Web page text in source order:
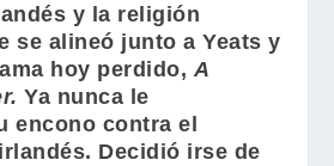
y la religión
se alineó junto a Yeats y
hoy perdido, A
. Ya nunca le
encono contra el
Decidió irse de